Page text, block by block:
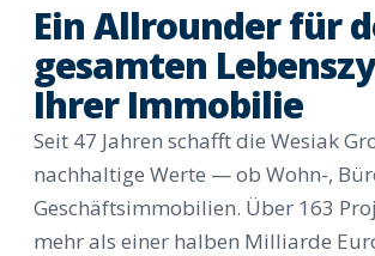
Ein Allrounder für
gesamten
Ihrer Immobilie
Seit 47 Jahren schafft die Wesiak
nachhaltige Werte — ob Wohn-,
Geschäftsimmobilien. Über 163
mehr als einer halben Milliarde